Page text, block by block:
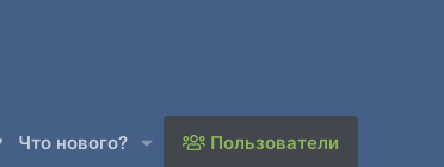
Что нового? Пользователи